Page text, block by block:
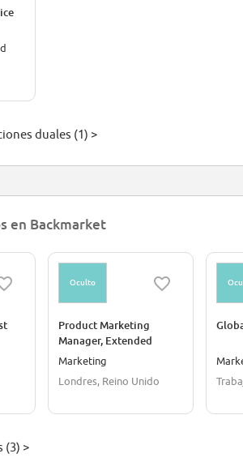
duales (1) >
en Backmarket
Oculto
Product Marketing
Manager, Extended
Services Programs
Marketing
Londres, Reino Unido
(3) >